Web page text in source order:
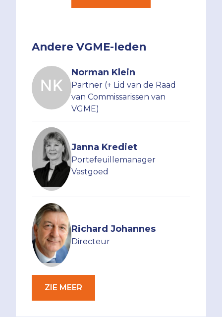
Andere VGME-leden
Norman Klein
Partner (+ Lid van de Raad
van Commissarissen van
VGME)
Janna Krediet
Portefeuillemanager
Vastgoed
Richard Johannes
Directeur
ZIE MEER